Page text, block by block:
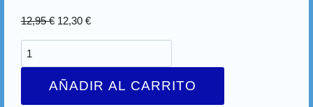
12,95€ 12,30 €
AÑADIR AL CARRITO